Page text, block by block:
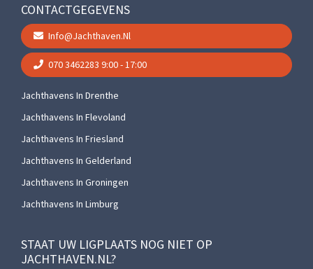
CONTACTGEGEVENS
Info@jachthaven.nl
070 3462283 9:00 - 17:00
Jachthavens In Drenthe
Jachthavens In Flevoland
Jachthavens In Friesland
Jachthavens In Gelderland
Jachthavens In Groningen
Jachthavens In Limburg
STAAT UW LIGPLAATS NOG NIET OP
JACHTHAVEN.NL?